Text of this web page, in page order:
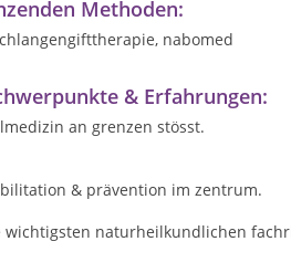
Methoden:
nabomed
& Erfahrungen:
an grenzen stösst.
& prävention im zentrum.
naturheilkundlichen